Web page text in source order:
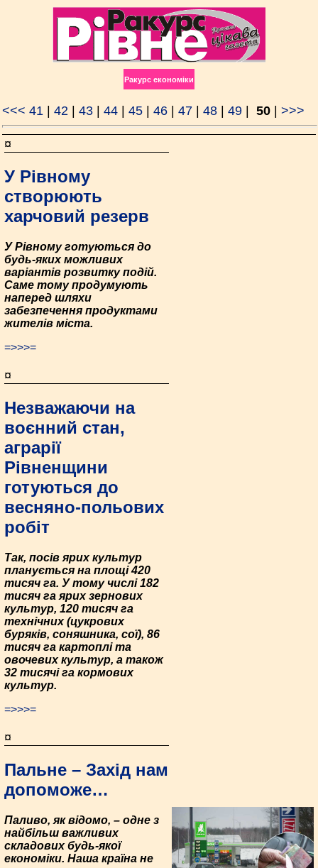
Ракурс економiки
<<< 41 42 43 44 45 46 47 48 49 50 >>>
¤
У Рівному
створюють
харчовий резерв
У Рівному готуються до
будь-яких можливих
варіантів розвитку подій.
Саме тому продумують
наперед шляхи
забезпечення продуктами
жителів міста.
=>>>=
¤
Незважаючи на
воєнний стан,
аграрії
Рівненщини
готуються до
весняно-польових
робіт
Так, посів ярих культур
планується на площі 420
тисяч га. У тому числі 182
тисяч га ярих зернових
культур, 120 тисяч га
технічних (цукрових
буряків, соняшника, сої), 86
тисяч га картоплі та
овочевих культур, а також
32 тисячі га кормових
культур.
=>>>=
¤
Пальне – Захід нам
допоможе…
Паливо, як відомо, – одне з
найбільш важливих
складових будь-якої
економіки. Наша країна не